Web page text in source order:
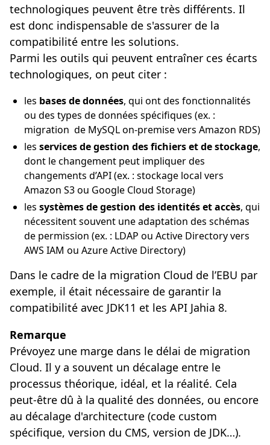
technologiques peuvent être très différents. Il
est donc indispensable de s'assurer de la
compatibilité entre les solutions.
Parmi les outils qui peuvent entraîner ces écarts
technologiques, on peut citer :
les bases de données, qui ont des fonctionnalités
ou des types de données spécifiques (ex. :
migration de MySQL on-premise vers Amazon RDS)
les services de gestion des fichiers et de stockage,
dont le changement peut impliquer des
changements d’API (ex. : stockage local vers
Amazon S3 ou Google Cloud Storage)
les systèmes de gestion des identités et accès, qui
nécessitent souvent une adaptation des schémas
de permission (ex. : LDAP ou Active Directory vers
AWS IAM ou Azure Active Directory)
Dans le cadre de la migration Cloud de l’EBU par
exemple, il était nécessaire de garantir la
compatibilité avec JDK11 et les API Jahia 8.
Remarque
Prévoyez une marge dans le délai de migration
Cloud. Il y a souvent un décalage entre le
processus théorique, idéal, et la réalité. Cela
peut-être dû à la qualité des données, ou encore
au décalage d'architecture (code custom
spécifique, version du CMS, version de JDK…).